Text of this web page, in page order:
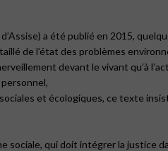
a été publié en 2015,
de l’état des problèmes
devant le vivant qu’à
et écologiques, ce texte
sociale, qui doit intégrer la justice